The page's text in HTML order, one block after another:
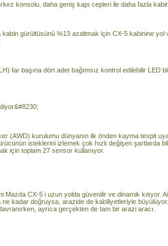
konsolu, daha geniş kapı cepleri ile daha fazla
gürültüsünü %13 azaltmak için CX-5 kabinine yol
far başına dört adet bağımsız kontrol edilebilir LED
(AWD) kurulumu dünyanın ilk önden kayma tespit
isteklerini izlemek çok hızlı değişen şartlarda
için toplam 27 sensor kullanıyor.
Mazda CX-5 i uzun yolda güvenilir ve dinamik kılıyor.
ne kadar doğruysa, arazide de kabiliyetleriyle
ayrıca gerçekten de tam bir arazi aracı.